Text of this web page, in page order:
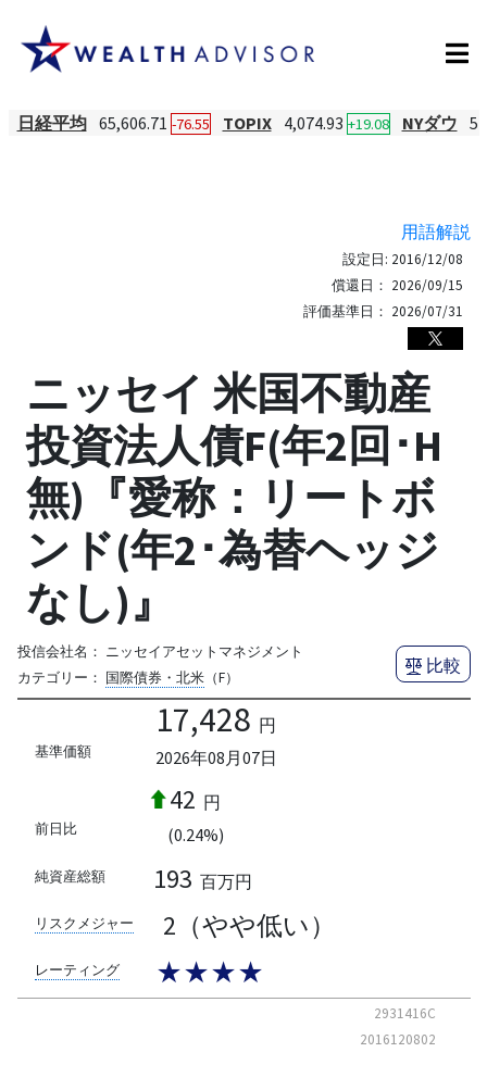
日経平均 65,606.71 -76.55 TOPIX 4,074.93 +19.08 NYダウ
用語解説
設定日: 2016/12/08
償還日： 2026/09/15
評価基準日： 2026/07/31
ニッセイ 米国不動産
投資法人債F(年2回･H
無)『愛称：リートボ
ンド(年2･為替ヘッジ
なし)』
投信会社名： ニッセイアセットマネジメント
カテゴリー： 国際債券・北米（F）
比較
基準価額
17,428 円
2026年08月07日
前日比
42 円
(0.24%)
純資産総額 193 百万円
リスクメジャー 2（やや低い）
レーティング ★★★★
2931416C
2016120802